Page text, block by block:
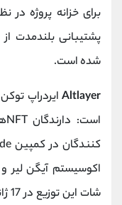
برای خزانه پروژه
پشتیبانی بلندمدت
شده است.
Altlayer ایردراپ
اکوسیستم آیگن ‌لیر